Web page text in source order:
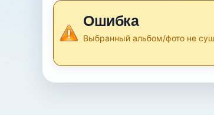
Ошибка
Выбранный альбом/фото не